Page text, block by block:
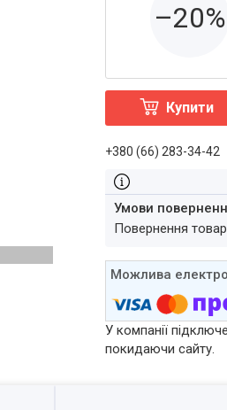
–20%
Купити
+380 (66) 283-34-42
повернення
У компанії
покидаючи сайту.